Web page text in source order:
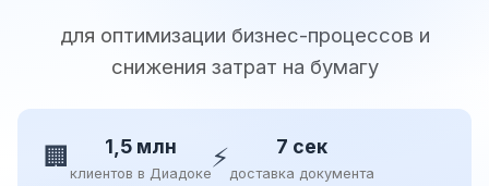
для оптимизации бизнес-процессов и
снижения затрат на бумагу
🏢 1,5 млн
клиентов в Диадоке⚡ 7 сек
доставка документа